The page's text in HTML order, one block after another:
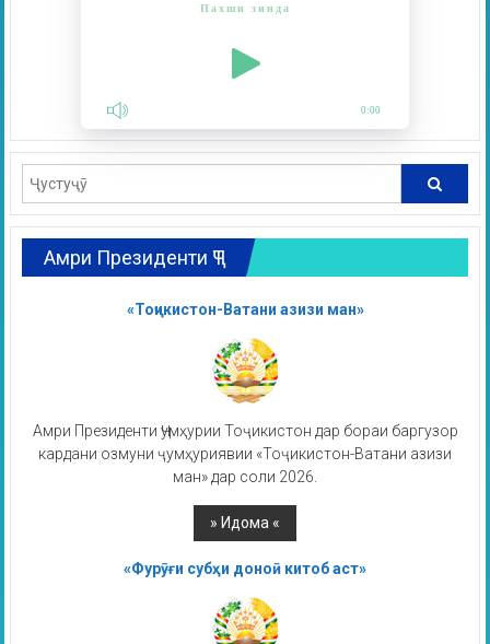
Пахши зинда
0:00
Амри Президенти ҶТ
«Тоҷикистон-Ватани азизи ман»
Амри Президенти Ҷумҳурии Тоҷикистон дар бораи баргузор
кардани озмуни ҷумҳуриявии «Тоҷикистон-Ватани азизи
ман» дар соли 2026.
«Фурӯғи субҳи доноӣ китоб аст»